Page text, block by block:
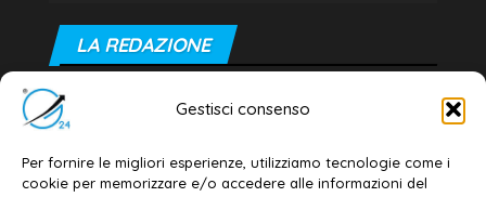
Gestisci consenso
Per fornire le migliori esperienze, utilizziamo tecnologie come i
cookie per memorizzare e/o accedere alle informazioni del
LA REDAZIONE
Editore e direttore responsabile:
Dott. Daniele G. Masciullo
Email: redazione@galatina24.it